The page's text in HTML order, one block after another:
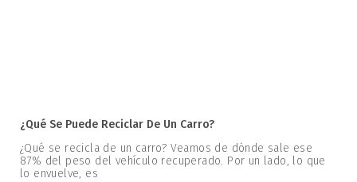
¿Qué Se Puede Reciclar De Un Carro?
¿Qué se recicla de un carro? Veamos de dónde sale ese
87% del peso del vehículo recuperado. Por un lado, lo que
lo envuelve, es